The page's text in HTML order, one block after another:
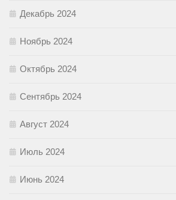
Декабрь 2024
Ноябрь 2024
Октябрь 2024
Сентябрь 2024
Август 2024
Июль 2024
Июнь 2024